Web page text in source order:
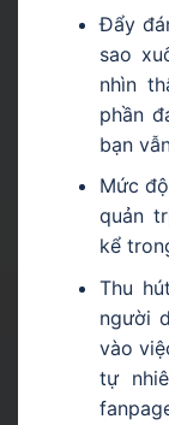
Đẩy
sao
nhìn
phần
bạn
Mức
quản
kể
Thu
người
vào
tự